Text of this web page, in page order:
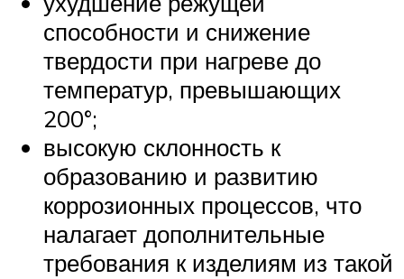
способности и снижение
твердости при нагреве до
температур, превышающих
200°;
высокую склонность к
образованию и развитию
коррозионных процессов, что
налагает дополнительные
требования к изделиям из такой